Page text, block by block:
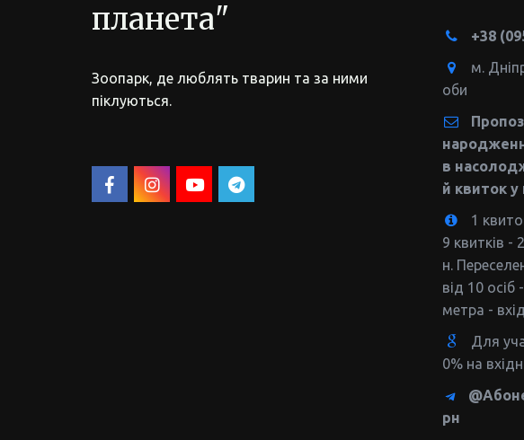
планета"
Зоопарк, де люблять тварин та за ними
піклуються.
+38
м.
оби
в
й квиток
1
9 квитків -
н.
від 10 осіб
метра -
Для
0% на
рн